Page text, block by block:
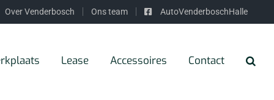
Over Venderbosch Ons team AutoVenderboschHalle
Lease Accessoires Contact